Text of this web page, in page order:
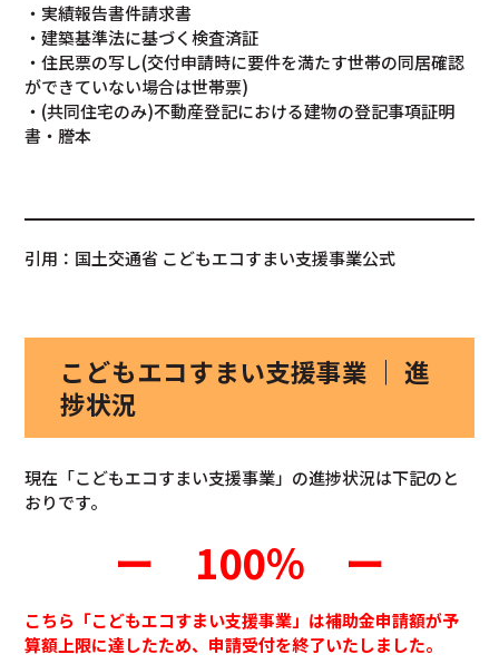
・実績報告書件請求書
・建築基準法に基づく検査済証
・住⺠票の写し(交付申請時に要件を満たす世帯の同居確認
ができていない場合は世帯票)
・(共同住宅のみ)不動産登記における建物の登記事項証明
書・謄本
引用：国土交通省 こどもエコすまい支援事業公式
こどもエコすまい支援事業 ｜ 進
捗状況
現在「こどもエコすまい支援事業」の進捗状況は下記のと
おりです。
ー 100％ ー
こちら「こどもエコすまい支援事業」は補助金申請額が予
算額上限に達したため、申請受付を終了いたしました。